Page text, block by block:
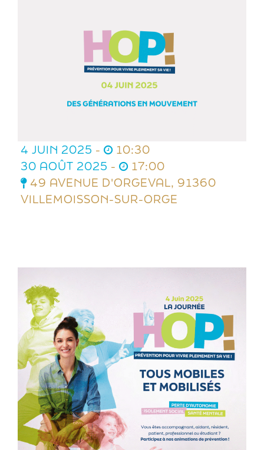
4 JUIN 2025 -
10:30
30 AOÛT 2025 -
17:00
49 AVENUE D'ORGEVAL, 91360
VILLEMOISSON-SUR-ORGE